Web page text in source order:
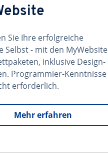
Sie Ihre erfolgreiche
Selbst - mit den MyWebsite
inklusive Design-
Programmier-Kenntnisse
erforderlich.
Mehr erfahren